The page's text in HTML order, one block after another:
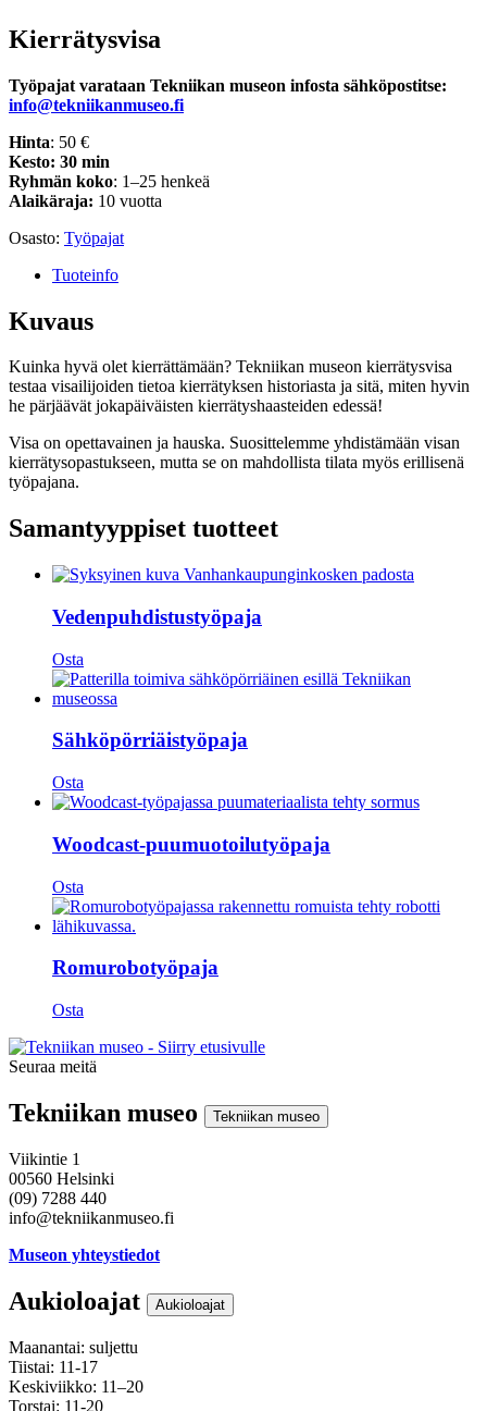
Kierrätysvisa
Työpajat varataan Tekniikan museon infosta sähköpostitse:
info@tekniikanmuseo.fi
Hinta: 50 €
Kesto: 30 min
Ryhmän koko: 1–25 henkeä
Alaikäraja: 10 vuotta
Osasto: Työpajat
Tuoteinfo
Kuvaus
Kuinka hyvä olet kierrättämään? Tekniikan museon kierrätysvisa
testaa visailijoiden tietoa kierrätyksen historiasta ja sitä, miten hyvin
he pärjäävät jokapäiväisten kierrätyshaasteiden edessä!
Visa on opettavainen ja hauska. Suosittelemme yhdistämään visan
kierrätysopastukseen, mutta se on mahdollista tilata myös erillisenä
työpajana.
Samantyyppiset tuotteet
Vedenpuhdistustyöpaja
Osta
Sähköpörriäistyöpaja
Osta
Woodcast-puumuotoilutyöpaja
Osta
Romurobotyöpaja
Osta
Seuraa meitä
Tekniikan museo Tekniikan museo
Viikintie 1
00560 Helsinki
(09) 7288 440
info@tekniikanmuseo.fi
Museon yhteystiedot
Aukioloajat Aukioloajat
Maanantai: suljettu
Tiistai: 11-17
Keskiviikko: 11–20
Torstai: 11-20